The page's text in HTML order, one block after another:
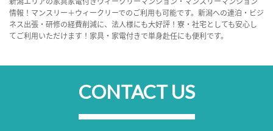
情報！マンスリー＋ウィークリーでのご利用も可能です。新潟への連泊・ビジ
ネス出張・研修の経費削減に、法人様にも大好評！寮・社宅としても安心し
てご利用いただけます！家具・家電付きで単身赴任にも便利です。
CONTACT US